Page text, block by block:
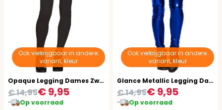
Ook verkrijgbaar in andere:
variant, kleur
Opaque Legging Dames Zwart
€ 9,95
€ 14,95
Op voorraad
Ook verkrijgbaar in andere:
variant, kleur
Glance Metallic Legging Dames Blauw
€ 9,95
€ 14,95
Op voorraad